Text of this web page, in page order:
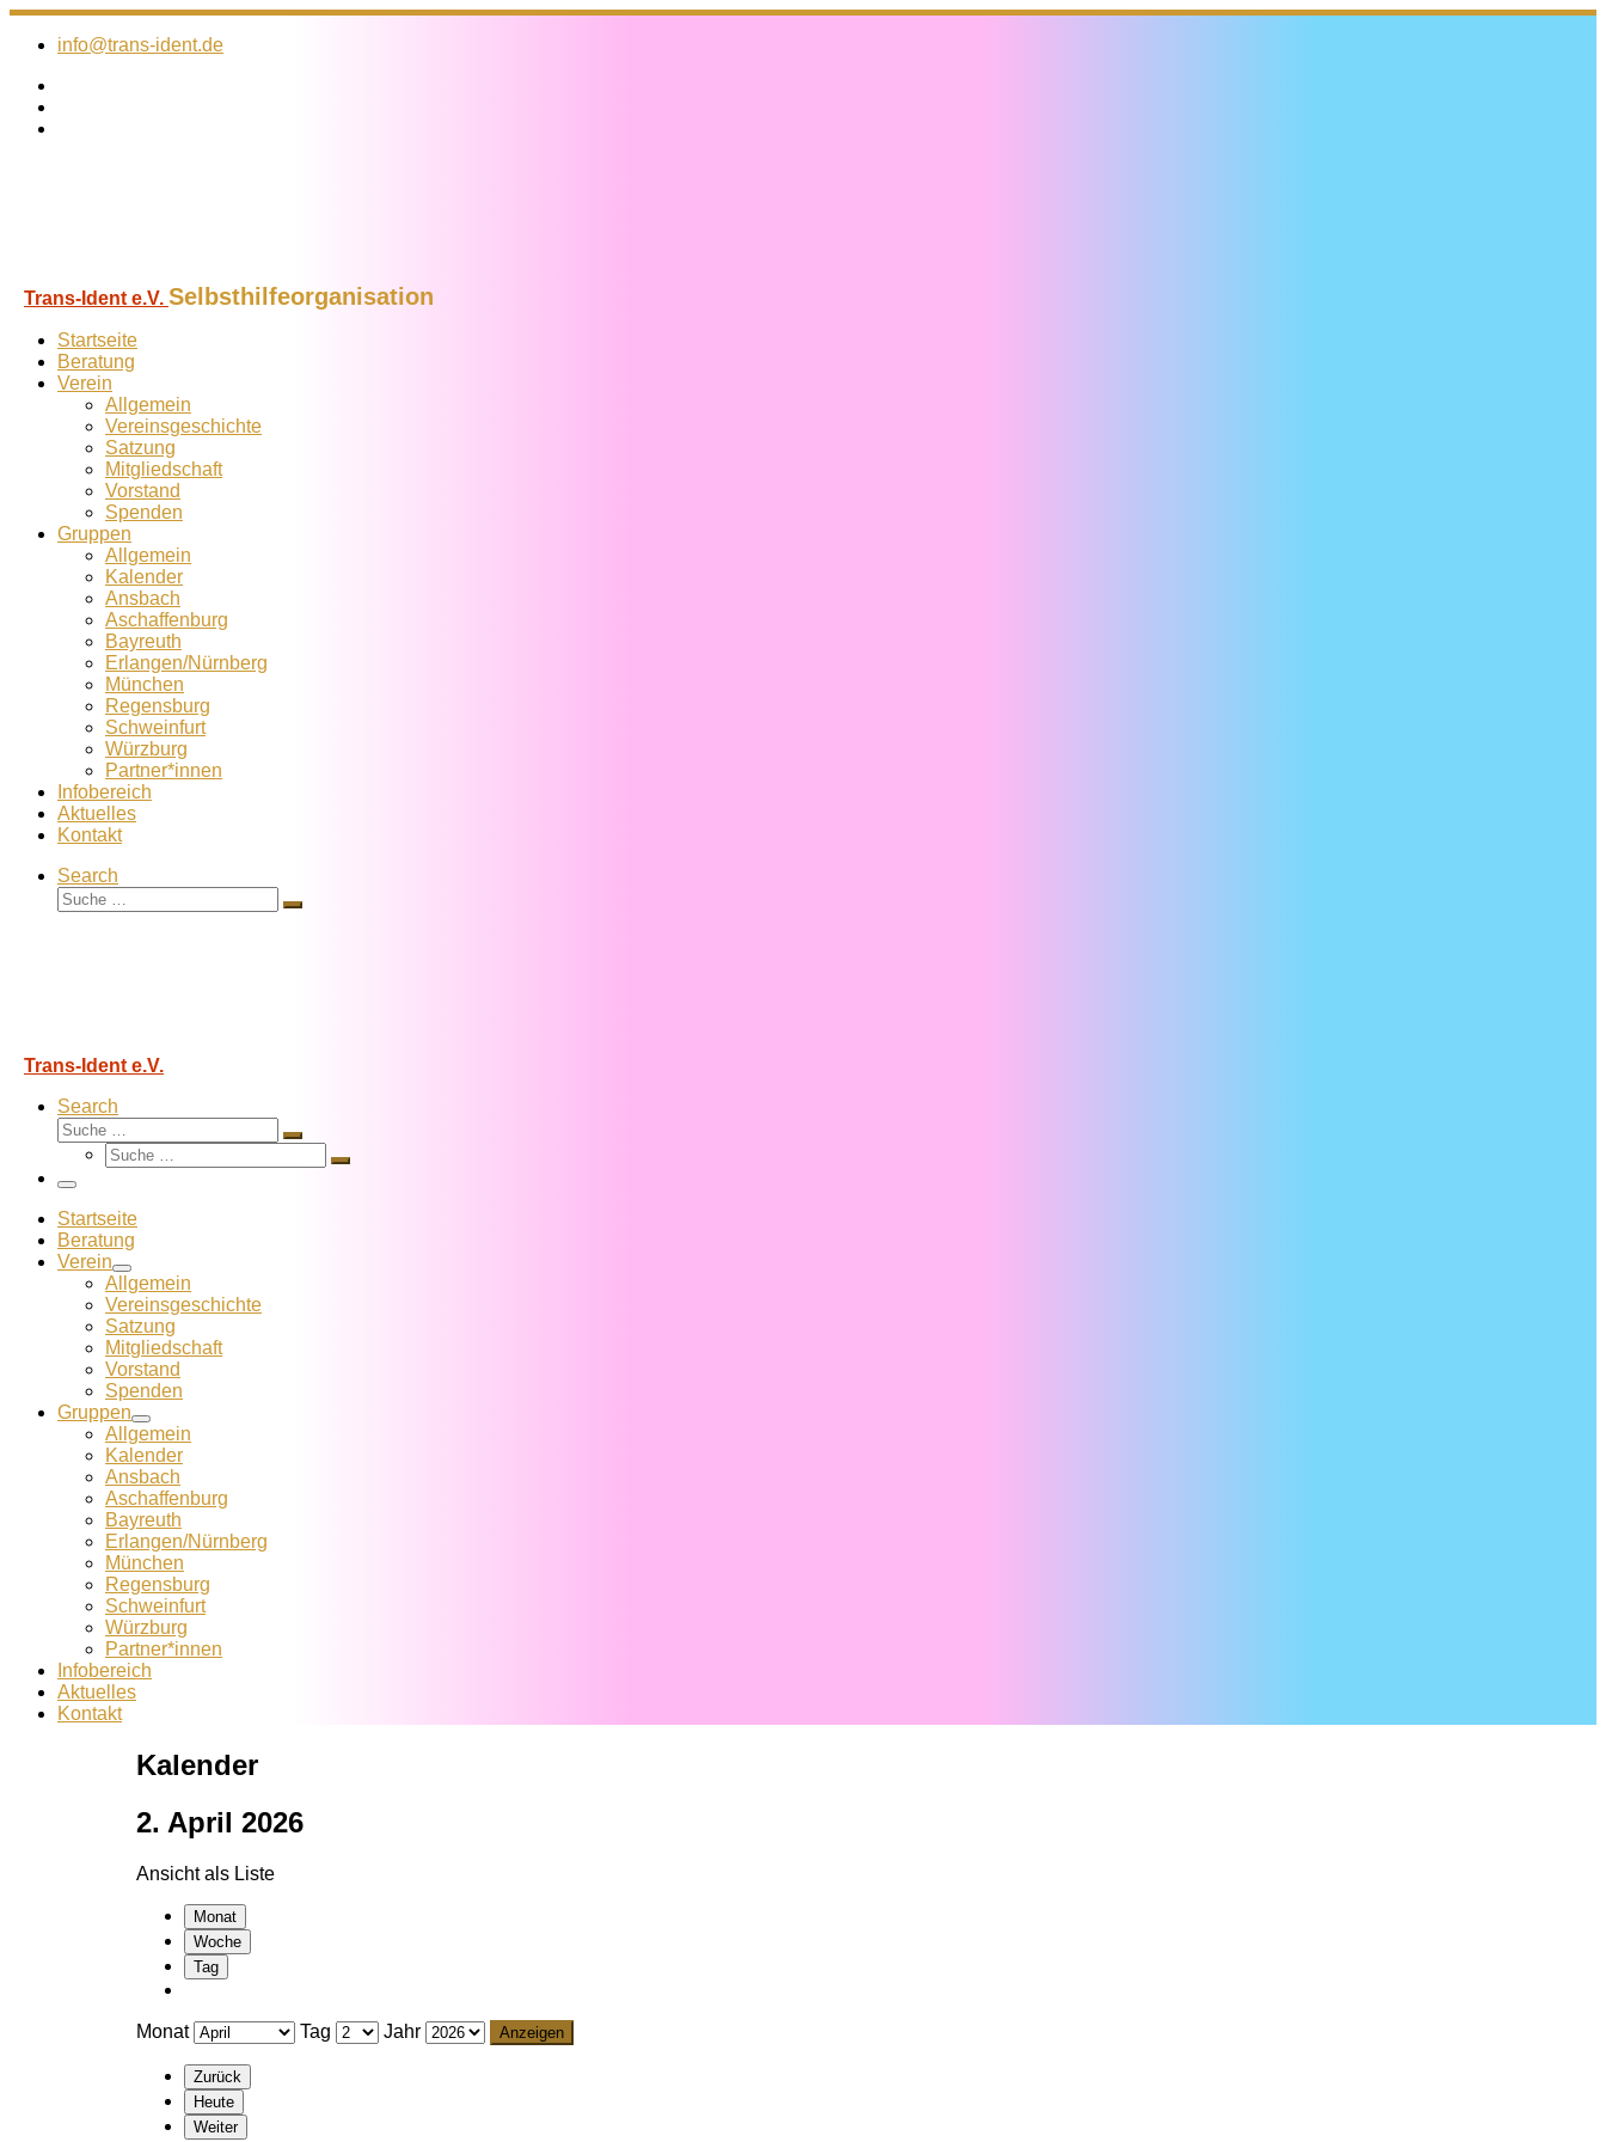
Zum
Inhalt
info@trans-ident.de
Trans-Ident e.V. Selbsthilfeorganisation
Startseite
Beratung
Verein
Allgemein
Vereins­geschichte
Satzung
Mitglied­schaft
Vorstand
Spenden
Gruppen
Allgemein
Kalender
Ansbach
Aschaffenburg
Bayreuth
Erlangen/Nürnberg
München
Regensburg
Schweinfurt
Würzburg
Partner*innen
Infobereich
Aktuelles
Kontakt
Search
Suche
Suche
Trans-Ident e.V.
Search
Suche
Suche
Suche
Suche
Menü
Startseite
Beratung
Verein
Allgemein
Vereins­geschichte
Satzung
Mitglied­schaft
Vorstand
Spenden
Gruppen
Allgemein
Kalender
Ansbach
Aschaffenburg
Bayreuth
Erlangen/Nürnberg
München
Regensburg
Schweinfurt
Würzburg
Partner*innen
Infobereich
Aktuelles
Kontakt
Kalender
2. April 2026
Ansicht als Liste
Monat
Woche
Tag
Monat Tag Jahr
Zurück
Heute
Weiter